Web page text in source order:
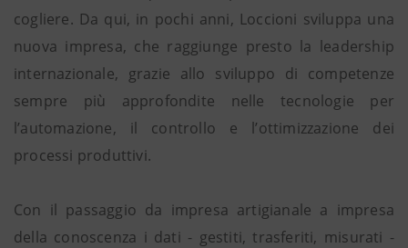
cogliere. Da qui, in pochi anni, Loccioni sviluppa una
nuova impresa, che raggiunge presto la leadership
internazionale, grazie allo sviluppo di competenze
sempre più approfondite nelle tecnologie per
l’automazione, il controllo e l’ottimizzazione dei
processi produttivi.
Con il passaggio da impresa artigianale a impresa
della conoscenza i dati - gestiti, trasferiti, misurati -